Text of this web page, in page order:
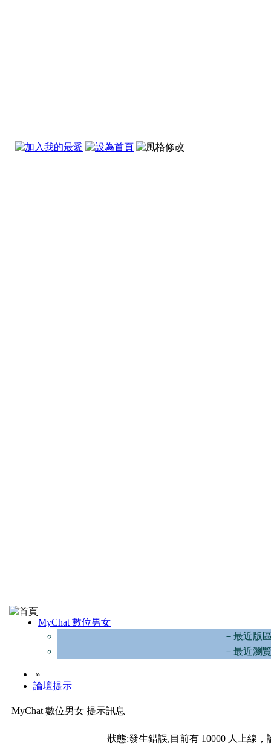
MyChat 數位男女
－最近版
－最近瀏
»
論壇提示
MyChat 數位男女 提示訊息
狀態:發生錯誤,目前有 10000 人上線